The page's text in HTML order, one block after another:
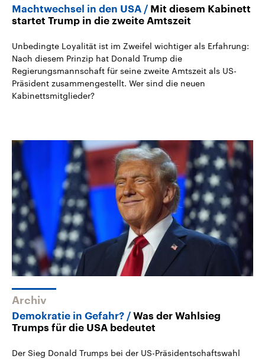
Machtwechsel in den USA
Mit diesem Kabinett
startet Trump in die zweite Amtszeit
Unbedingte Loyalität ist im Zweifel wichtiger als Erfahrung:
Nach diesem Prinzip hat Donald Trump die
Regierungsmannschaft für seine zweite Amtszeit als US-
Präsident zusammengestellt. Wer sind die neuen
Kabinettsmitglieder?
Archiv
Demokratie in Gefahr?
Was der Wahlsieg
Trumps für die USA bedeutet
Der Sieg Donald Trumps bei der US-Präsidentschaftswahl